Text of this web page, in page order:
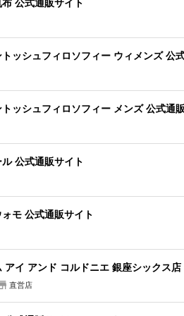
ッシュフィロソフィー ウィメンズ 公
ッシュフィロソフィー メンズ 公式通
公式通販サイト
モ 公式通販サイト
アイ アンド コルドニエ 銀座シックス店
直営店